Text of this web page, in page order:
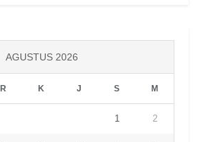
AGUSTUS 2026
R K J S M
1 2